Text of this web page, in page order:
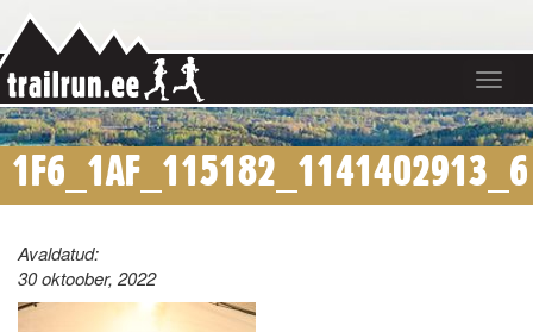
Toggle
1F6_1AF_115182_1141402913_6
Avaldatud:
30 oktoober, 2022